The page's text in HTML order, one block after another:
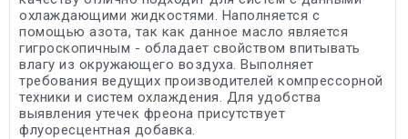
охлаждающими жидкостями. Наполняется с
помощью азота, так как данное масло является
гигроскопичным - обладает свойством впитывать
влагу из окружающего воздуха. Выполняет
требования ведущих производителей компрессорной
техники и систем охлаждения. Для удобства
выявления утечек фреона присутствует
флуоресцентная добавка.